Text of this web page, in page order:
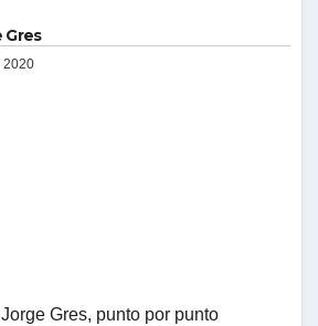
Gres
2020
Gres, punto por punto